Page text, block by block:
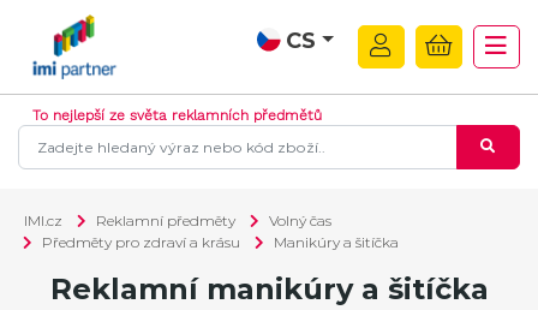
CS
To nejlepší ze světa reklamních předmětů
IMI.cz Reklamní předměty
Volný čas
Předměty pro zdraví a krásu
Manikúry a šitíčka
Reklamní manikúry a šitíčka